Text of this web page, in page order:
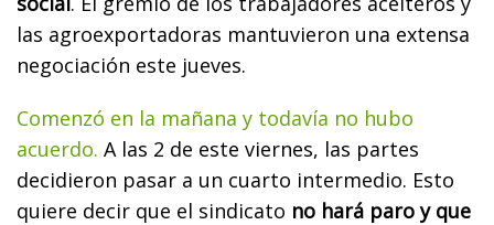
las agroexportadoras mantuvieron una extensa
negociación este jueves.
Comenzó en la mañana y todavía no hubo
acuerdo. A las 2 de este viernes, las partes
decidieron pasar a un cuarto intermedio. Esto
quiere decir que el sindicato no hará paro y que